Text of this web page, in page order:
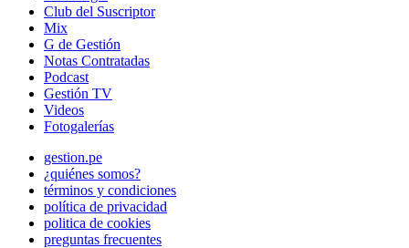
Club del Suscriptor
Mix
G de Gestión
Notas Contratadas
Podcast
Gestión TV
Videos
Fotogalerías
gestion.pe
¿quiénes somos?
términos y condiciones
política de privacidad
politica de cookies
preguntas frecuentes